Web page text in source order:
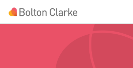
Skip to main content
GO